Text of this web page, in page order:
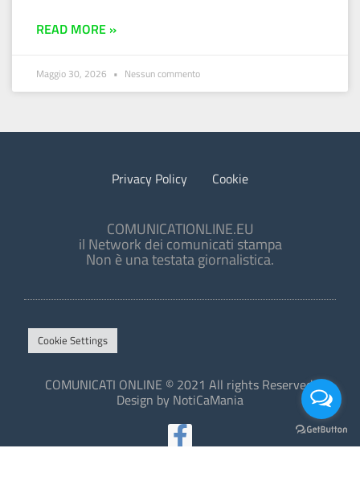
READ MORE »
Maggio 30, 2026 Nessun commento
Privacy Policy Cookie
COMUNICATIONLINE.EU
il Network dei comunicati stampa
Non è una testata giornalistica.
Cookie Settings
COMUNICATI ONLINE © 2021 All rights Reserved.
Design by NotiCaMania